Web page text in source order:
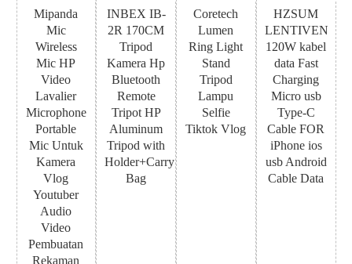
Mipanda
Mic
Wireless
Mic HP
Video
Lavalier
Microphone
Portable
Mic Untuk
Kamera
Vlog
Youtuber
Audio
Video
Pembuatan
Rekaman
INBEX IB-
2R 170CM
Tripod
Kamera Hp
Bluetooth
Remote
Tripot HP
Aluminum
Tripod with
Holder+Carry
Bag
Coretech
Lumen
Ring Light
Stand
Tripod
Lampu
Selfie
Tiktok Vlog
HZSUM
LENTIVEN
120W kabel
data Fast
Charging
Micro usb
Type-C
Cable FOR
iPhone ios
usb Android
Cable Data